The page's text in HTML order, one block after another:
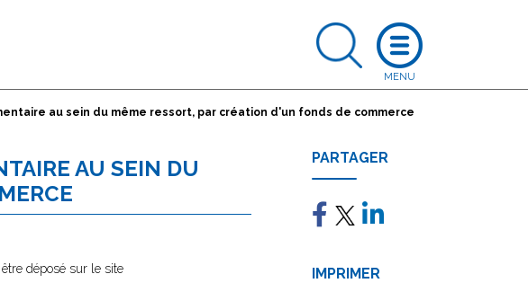
au sein du même ressort, par création d'un fonds de commerce
AU SEIN DU
déposé sur le site
PARTAGER
IMPRIMER